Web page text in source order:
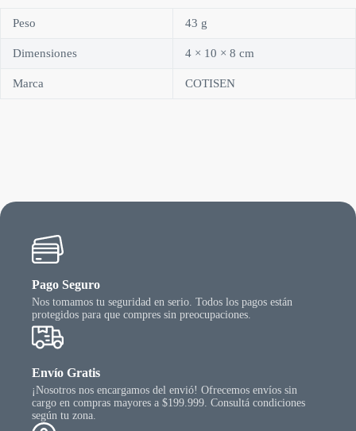
Peso 43 g
Dimensiones 4 × 10 × 8 cm
Marca COTISEN
Pago Seguro
Nos tomamos tu seguridad en serio. Todos los pagos están
protegidos para que compres sin preocupaciones.
Envío Gratis
¡Nosotros nos encargamos del envió! Ofrecemos envíos sin
cargo en compras mayores a $199.999. Consultá condiciones
según tu zona.